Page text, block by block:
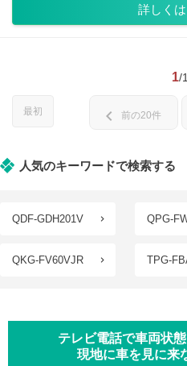
詳しく
1/1
最初 chevron_left 前の20件
人気のキーワードで検索する
QDF-GDH201V QPG-
QKG-FV60VJR TPG-
テレビ電話で車両状
現地に車を見に来